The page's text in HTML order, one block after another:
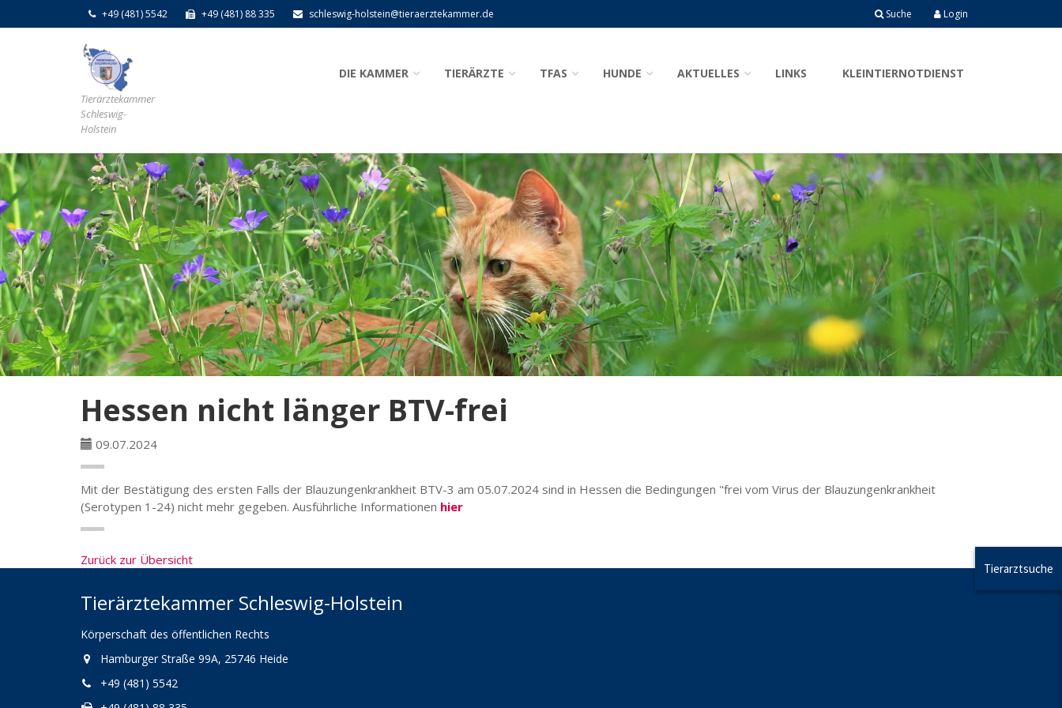
+49 (481) 5542 +49 (481) 88 335 schleswig-holstein@tieraerztekammer.de Login
Suche
Tierärztekammer
Schleswig-
Holstein
DIE KAMMER TIERÄRZTE TFAS HUNDE AKTUELLES LINKS KLEINTIERNOTDIENST
Hessen nicht länger BTV-frei
09.07.2024
Mit der Bestätigung des ersten Falls der Blauzungenkrankheit BTV-3 am 05.07.2024 sind in Hessen die Bedingungen "frei vom Virus der Blauzungenkrankheit
(Serotypen 1-24) nicht mehr gegeben. Ausführliche Informationen hier
Zurück zur Übersicht
Tierärztekammer Schleswig-Holstein
Körperschaft des öffentlichen Rechts
Hamburger Straße 99A, 25746 Heide
+49 (481) 5542
Tierarztsuche